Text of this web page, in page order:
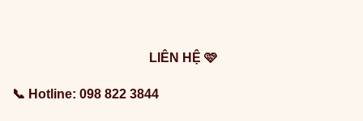
LIÊN HỆ 🩷
📞 Hotline: 098 822 3844